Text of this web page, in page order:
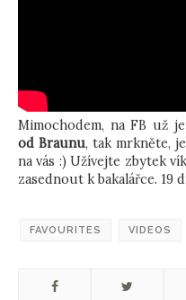
Mimochodem, na FB už
od Braunu, tak mrkněte,
na vás :) Užívejte zbytek
zasednout k bakalářce. 19
FAVOURITES VIDEOS